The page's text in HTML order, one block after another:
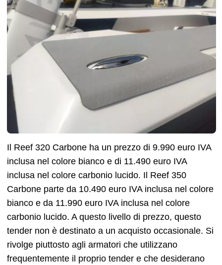
Il Reef 320 Carbone ha un prezzo di 9.990 euro IVA
inclusa nel colore bianco e di 11.490 euro IVA
inclusa nel colore carbonio lucido. Il Reef 350
Carbone parte da 10.490 euro IVA inclusa nel colore
bianco e da 11.990 euro IVA inclusa nel colore
carbonio lucido. A questo livello di prezzo, questo
tender non è destinato a un acquisto occasionale. Si
rivolge piuttosto agli armatori che utilizzano
frequentemente il proprio tender e che desiderano